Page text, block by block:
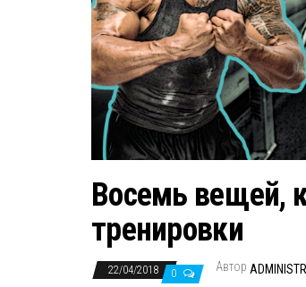
Восемь вещей,
тренировки
22/04/2018 0 Автор